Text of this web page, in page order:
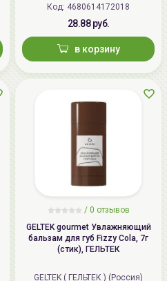
Код: 4680614172018
28.88 руб.
в корзину
/ 0 отзывов
GELTEK gourmet Увлажняющий
бальзам для губ Fizzy Cola, 7г
(стик), ГЕЛЬТЕК
GELTEK ( ГЕЛЬТЕК ) (Россия)